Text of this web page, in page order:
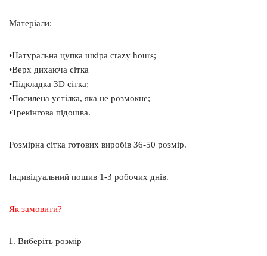
Матеріали:
•Натуральна цупка шкіра crazy hours;
•Верх дихаюча сітка
•Підкладка 3D сітка;
•Посилена устілка, яка не розмокне;
•Трекінгова підошва.
Розмірна сітка готових виробів 36-50 розмір.
Індивідуальний пошив 1-3 робочих днів.
Як замовити?
Виберіть розмір